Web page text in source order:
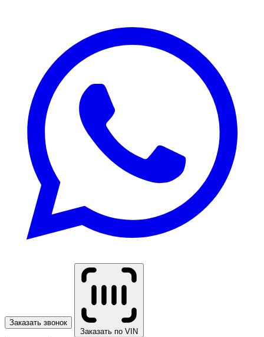
Заказать звонок
Заказать по VIN